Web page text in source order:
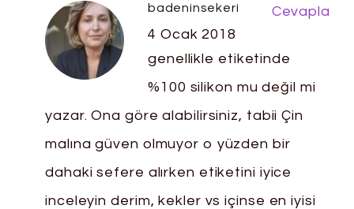
badeninsekeri
4 Ocak 2018
genellikle etiketinde
%100 silikon mu değil mi
yazar. Ona göre alabilirsiniz, tabii Çin
malına güven olmuyor o yüzden bir
dahaki sefere alırken etiketini iyice
inceleyin derim, kekler vs içinse en iyisi
Cevapla